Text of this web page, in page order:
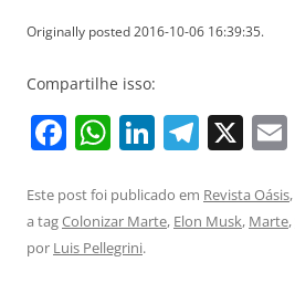
Originally posted 2016-10-06 16:39:35.
Compartilhe isso:
F
c
e
W
at
s
Li
k
e
T
e
gr
X
l
Este post foi publicado em Revista Oásis,
a tagColonizar Marte, Elon Musk, Marte,
por Luis Pellegrini.